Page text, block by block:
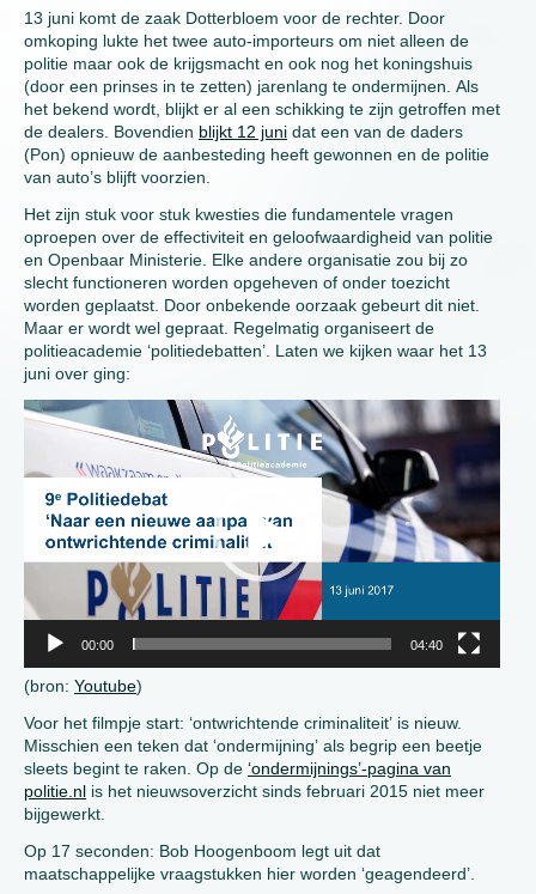
13 juni komt de zaak Dotterbloem voor de rechter. Door
omkoping lukte het twee auto-importeurs om niet alleen de
politie maar ook de krijgsmacht en ook nog het koningshuis
(door een prinses in te zetten) jarenlang te ondermijnen. Als
het bekend wordt, blijkt er al een schikking te zijn getroffen met
de dealers. Bovendien blijkt 12 juni dat een van de daders
(Pon) opnieuw de aanbesteding heeft gewonnen en de politie
van auto’s blijft voorzien.
Het zijn stuk voor stuk kwesties die fundamentele vragen
oproepen over de effectiviteit en geloofwaardigheid van politie
en Openbaar Ministerie. Elke andere organisatie zou bij zo
slecht functioneren worden opgeheven of onder toezicht
worden geplaatst. Door onbekende oorzaak gebeurt dit niet.
Maar er wordt wel gepraat. Regelmatig organiseert de
politieacademie ‘politiedebatten’. Laten we kijken waar het 13
juni over ging:
Video
Player
00:00 04:40
(bron: Youtube)
Voor het filmpje start: ‘ontwrichtende criminaliteit’ is nieuw.
Misschien een teken dat ‘ondermijning’ als begrip een beetje
sleets begint te raken. Op de ‘ondermijnings’-pagina van
politie.nl is het nieuwsoverzicht sinds februari 2015 niet meer
bijgewerkt.
Op 17 seconden: Bob Hoogenboom legt uit dat
maatschappelijke vraagstukken hier worden ‘geagendeerd’.